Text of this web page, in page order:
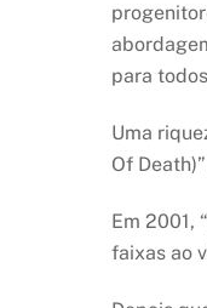
para
Uma
Of
Em 2001,
faixas ao